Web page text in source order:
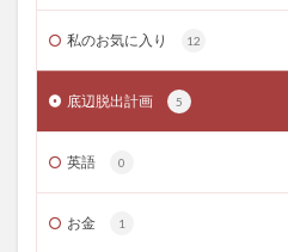
私のお気に入り 12
底辺脱出計画 5
英語 0
お金 1